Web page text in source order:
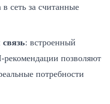
сеть за считанные
: встроенный
позволяют
потребности